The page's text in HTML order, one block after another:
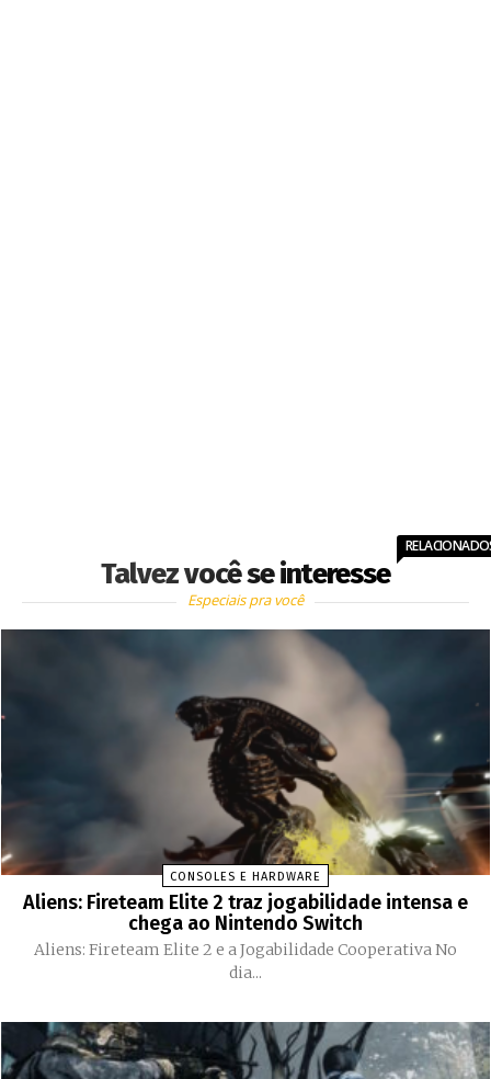
Talvez você se interesse
Especiais pra você
CONSOLES E HARDWARE
Aliens: Fireteam Elite 2 traz jogabilidade intensa e
chega ao Nintendo Switch
Aliens: Fireteam Elite 2 e a Jogabilidade Cooperativa No
dia...